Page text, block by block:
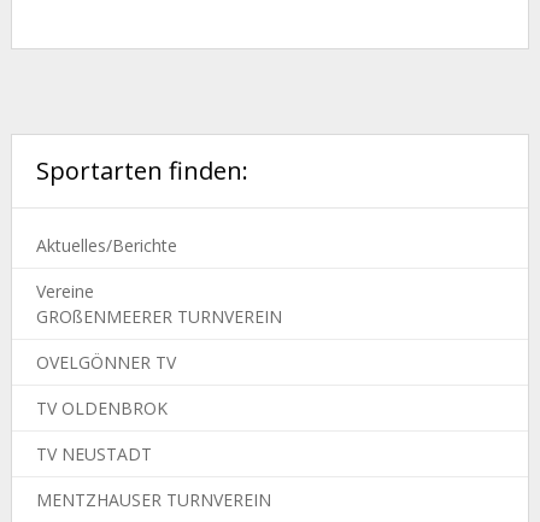
Sportarten finden:
Aktuelles/Berichte
Vereine
GROßENMEERER TURNVEREIN
OVELGÖNNER TV
TV OLDENBROK
TV NEUSTADT
MENTZHAUSER TURNVEREIN